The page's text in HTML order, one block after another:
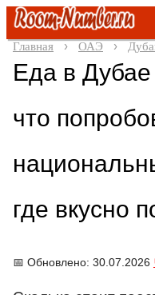
Главная ОАЭ
Еда в Дубае
что
где вкусно
📅 Обновлено: 30.07.2026